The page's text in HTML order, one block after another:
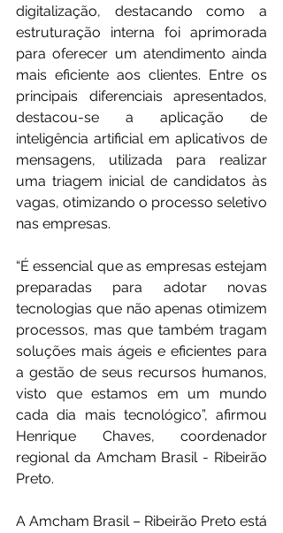
digitalização, destacando como a
estruturação interna foi aprimorada
para oferecer um atendimento ainda
mais eficiente aos clientes. Entre os
principais diferenciais apresentados,
destacou-se a aplicação de
inteligência artificial em aplicativos de
mensagens, utilizada para realizar
uma triagem inicial de candidatos às
vagas, otimizando o processo seletivo
nas empresas.
“É essencial que as empresas estejam
preparadas para adotar novas
tecnologias que não apenas otimizem
processos, mas que também tragam
soluções mais ágeis e eficientes para
a gestão de seus recursos humanos,
visto que estamos em um mundo
cada dia mais tecnológico”, afirmou
Henrique Chaves, coordenador
regional da Amcham Brasil - Ribeirão
Preto.
A Amcham Brasil – Ribeirão Preto está